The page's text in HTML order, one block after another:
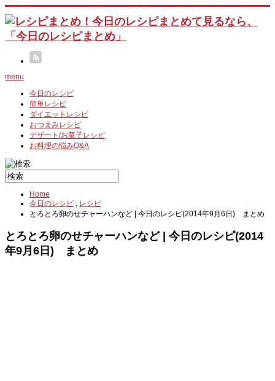
menu
今日のレシピ
簡単レシピ
ダイエットレシピ
おつまみレシピ
デザート/お菓子レシピ
お料理の悩みQ&A
Home
今日のレシピ , レシピ
とろとろ卵のせチャーハンなど | 今日のレシピ(2014年9月6日) まとめ
とろとろ卵のせチャーハンなど | 今日のレシピ(2014
年9月6日) まとめ